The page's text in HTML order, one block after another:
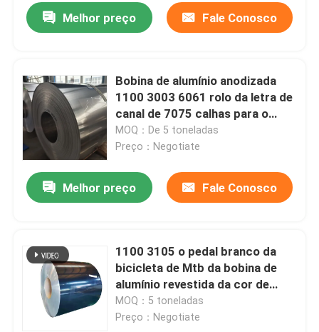
Melhor preço Fale Conosco
Bobina de alumínio anodizada
1100 3003 6061 rolo da letra de
canal de 7075 calhas para o
tanque
MOQ：De 5 toneladas
Preço：Negotiate
Melhor preço Fale Conosco
1100 3105 o pedal branco da
bicicleta de Mtb da bobina de
alumínio revestida da cor de
1235 ligas estão acima dos
malotes com janela
MOQ：5 toneladas
Preço：Negotiate